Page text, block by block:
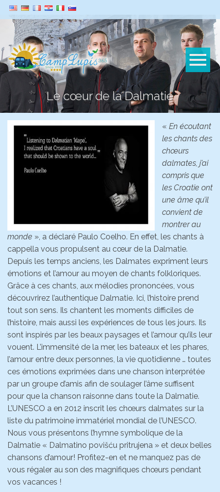
Le cœur de la Dalmatie
« En écoutant
les chants des
chœurs
dalmates, j’ai
compris que
les Croatie ont
une âme qu’il
convient de
montrer au
monde », a déclaré Paulo Coelho. En effet, les chants à
cappella vous propulsent au cœur de la Dalmatie.
Depuis les temps anciens, les Dalmates expriment leurs
émotions et l’amour au moyen de chants folkloriques.
Grâce à ces chants, aux mélodies prononcées, vous
découvrirez l’authentique Dalmatie. Ici, l’histoire prend
tout son sens. Ils chantent les moments difficiles de
l’histoire, mais aussi les expériences de tous les jours. Ils
sont inspirés par les beaux paysages et l’amour qu’ils leur
vouent. L’immensité de la mer, les bateaux et les phares,
l’amour entre deux personnes, la vie quotidienne … toutes
ces émotions exprimées dans une chanson interprétée
par un groupe d’amis afin de soulager l’âme suffisent
pour que la chanson raisonne dans toute la Dalmatie.
L’UNESCO a en 2012 inscrit les chœurs dalmates sur la
liste du patrimoine immatériel mondial de l’UNESCO.
Nous vous présentons l’hymne symbolique de la
Dalmatie « Dalmatino povišću pritrujena » et deux belles
chansons d’amour! Profitez-en et ne manquez pas de
vous régaler au son des magnifiques chœurs pendant
vos vacances !